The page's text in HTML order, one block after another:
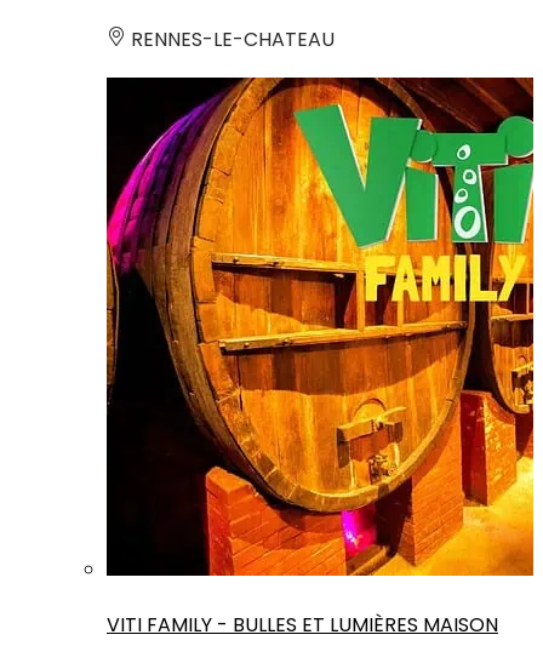
RENNES-LE-CHATEAU
VITI FAMILY - BULLES ET LUMIÈRES MAISON